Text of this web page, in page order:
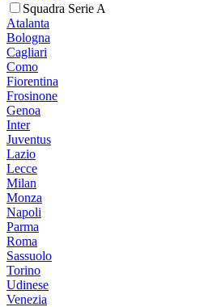
Squadra Serie A
Atalanta
Bologna
Cagliari
Como
Fiorentina
Frosinone
Genoa
Inter
Juventus
Lazio
Lecce
Milan
Monza
Napoli
Parma
Roma
Sassuolo
Torino
Udinese
Venezia